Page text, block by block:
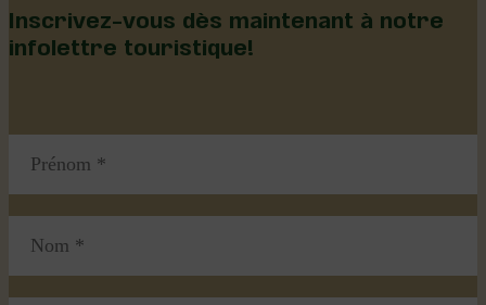
Inscrivez-vous dès maintenant à notre
infolettre touristique!